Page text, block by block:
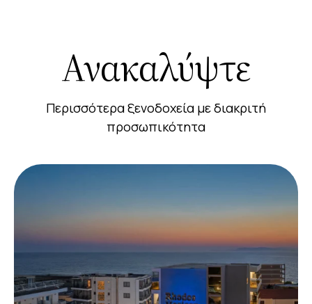
Ανακαλύψτε
Περισσότερα ξενοδοχεία με διακριτή
προσωπικότητα